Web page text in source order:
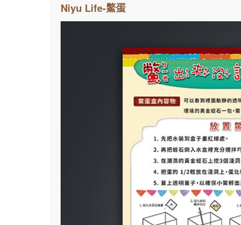
Niyu Life-鱉蛋